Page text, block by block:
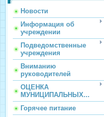
Новости
Информация об
учреждении
Подведомственные
учреждения
Вниманию
руководителей
ОЦЕНКА
МУНИЦИПАЛЬНЫХ...
Горячее питание